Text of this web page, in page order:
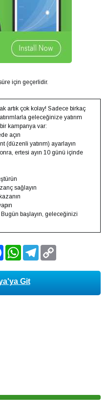
süre için geçerlidir.
artık çok kolay! Sadece birkaç
geleceğinize yatırım
kampanya var:
açın
(düzenli yatırım) ayarlayın
sonra, ertesi ayın 10 günü içinde
sağlayın
Bugün başlayın, geleceğinizi
FacebookWhatsAppTelegram
Git